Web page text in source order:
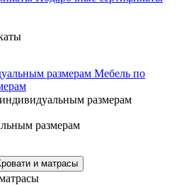
Мебель по
размерам
и матрасы